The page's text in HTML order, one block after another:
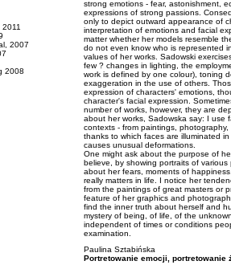
2007
2008
strong emotions - fear, astonishment,
expressions of strong passions.
only to depict outward appearance of
interpretation of emotions and facial
matter whether her models resemble
do not even know who is represented
values of her works. Sadowski
few ? changes in lighting, the
work is defined by one colour), toning
exaggeration in the use of others.
expression of characters' emotions,
character's facial expression.
number of works, however, they are
about her works, Sadowska say: I use
contexts - from paintings,
thanks to which faces are illuminated
causes unusual deformations.
One might ask about the purpose of
believe, by showing portraits of
about her fears, moments of
really matters in life. I notice her
from the paintings of great masters or
feature of her graphics and
find the inner truth about herself and
mystery of being, of life, of the
independent of times or conditions
examination.
Paulina Sztabińska
Portretowanie emocji, portretowanie